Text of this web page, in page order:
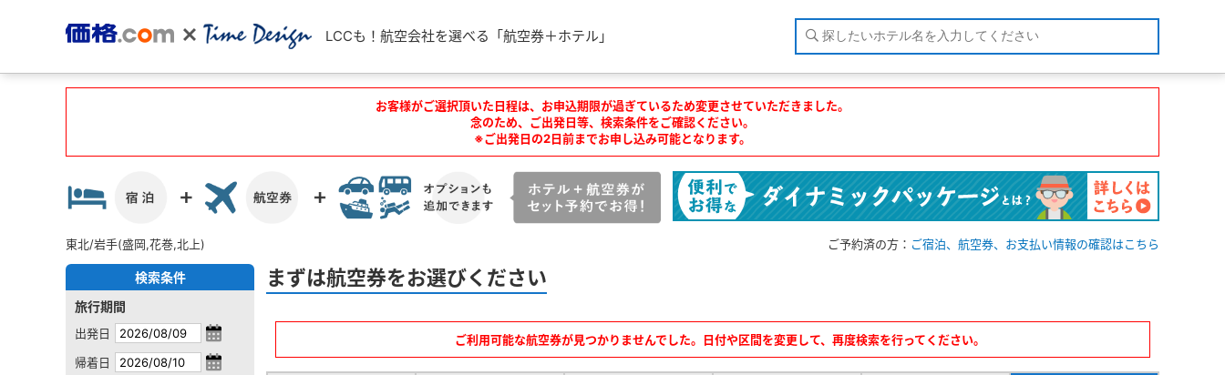
LCCも！航空会社を選べる「航空券＋ホテル」
お客様がご選択頂いた日程は、お申込期限が過ぎているため変更させていただきました。
念のため、ご出発日等、検索条件をご確認ください。
※ご出発日の2日前までお申し込み可能となります。
東北/岩手(盛岡,花巻,北上) ご予約済の方： ご宿泊、航空券、お支払い情報の確認はこちら
検索条件
旅行期間
出発日
帰着日
まずは航空券をお選びください
ご利用可能な航空券が見つかりませんでした。日付や区間を変更して、再度検索を行ってください。